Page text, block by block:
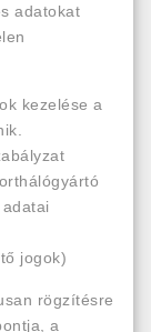
adatokat
kezelése a
jogok)
rögzítésre
a